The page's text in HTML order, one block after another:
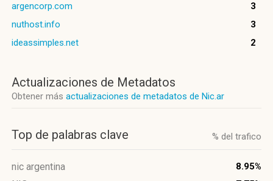
argencorp.com
3
nuthost.info
3
ideassimples.net
2
Actualizaciones de Metadatos
Obtener más actualizaciones de metadatos de Nic.ar
Top de palabras clave % del trafico
nic argentina 8.95%